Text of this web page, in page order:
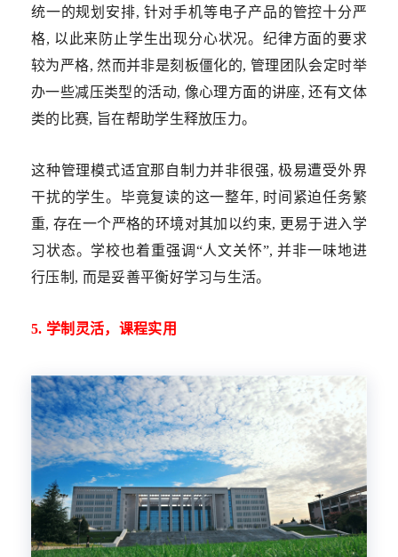
统一的规划安排, 针对手机等电子产品的管控十分严
格, 以此来防止学生出现分心状况。纪律方面的要求
较为严格, 然而并非是刻板僵化的, 管理团队会定时举
办一些减压类型的活动, 像心理方面的讲座, 还有文体
类的比赛, 旨在帮助学生释放压力。
这种管理模式适宜那自制力并非很强, 极易遭受外界
干扰的学生。毕竟复读的这一整年, 时间紧迫任务繁
重, 存在一个严格的环境对其加以约束, 更易于进入学
习状态。学校也着重强调“人文关怀”, 并非一味地进
行压制, 而是妥善平衡好学习与生活。
5. 学制灵活，课程实用